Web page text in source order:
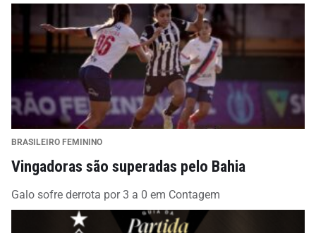
BRASILEIRO FEMININO
Vingadoras são superadas pelo Bahia
Galo sofre derrota por 3 a 0 em Contagem